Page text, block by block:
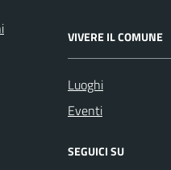
VIVERE IL COMUNE
Luoghi
Eventi
SEGUICI SU